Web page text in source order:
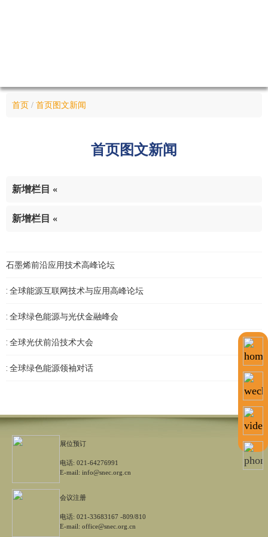
首页 / 首页图文新闻
首页图文新闻
新增栏目 «
新增栏目 «
石墨烯前沿应用技术高峰论坛
: 全球能源互联网技术与应用高峰论坛
: 全球绿色能源与光伏金融峰会
: 全球光伏前沿技术大会
: 全球绿色能源领袖对话
展位预订
电话: 021-64276991
E-mail: info@snec.org.cn
会议注册
电话: 021-33683167 -809/810
E-mail: office@snec.org.cn